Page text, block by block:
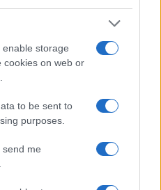
storage
cookies on web or
to be sent to
purposes.
send me
em meio a crise